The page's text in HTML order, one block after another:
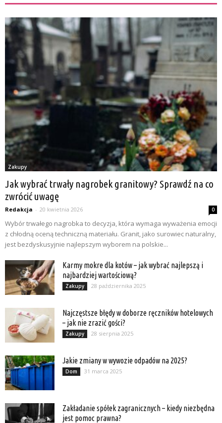
Zakupy
Jak wybrać trwały nagrobek granitowy? Sprawdź na co
zwrócić uwagę
Redakcja - 20 kwietnia 2026 0
Wybór trwałego nagrobka to decyzja, która wymaga wyważenia emocji
z chłodną oceną techniczną materiału. Granit, jako surowiec naturalny,
jest bezdyskusyjnie najlepszym wyborem na polskie...
Karmy mokre dla kotów – jak wybrać najlepszą i
najbardziej wartościową?
Zakupy 28 października 2025
Najczęstsze błędy w doborze ręczników hotelowych
– jak nie zrazić gości?
Zakupy 28 sierpnia 2025
Jakie zmiany w wywozie odpadów na 2025?
Dom 31 marca 2025
Zakładanie spółek zagranicznych – kiedy niezbędna
jest pomoc prawna?